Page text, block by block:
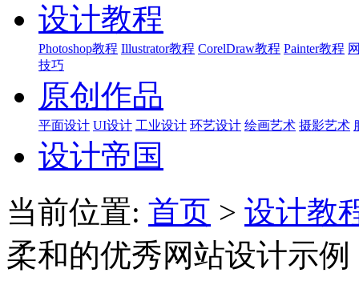
设计教程
Photoshop教程 Illustrator教程 CorelDraw教程 Painter教程
技巧
原创作品
平面设计 UI设计 工业设计 环艺设计 绘画艺术 摄影艺术
设计帝国
当前位置: 首页 > 设计教
柔和的优秀网站设计示例